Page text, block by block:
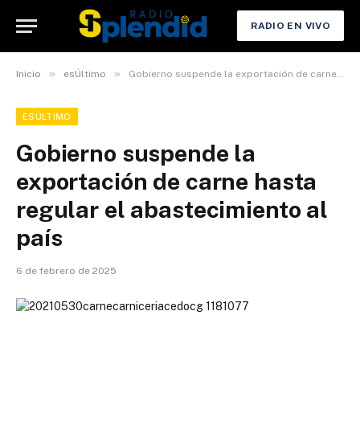
RADIO EN VIVO
Inicio » esÚltimo » Gobierno suspende la exportación de carne hasta regular el abastecimiento al país
ESÚLTIMO
Gobierno suspende la
exportación de carne hasta
regular el abastecimiento al
país
6 de febrero de 2025